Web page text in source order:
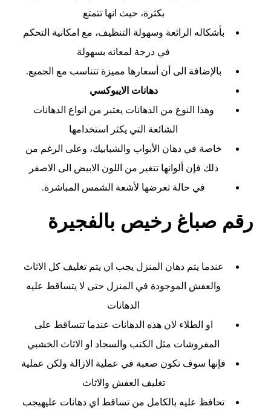
بكثرة، حيث انها تتمتع
بأشكاله الرائعة وسهولة التنظيف، مع امكانية التحكم
في درجة لمعانه بسهولة
بالإضافة الى أن أسعارها مميزة تتناسب مع الجميع.
دهانات الايبوكسي
وهذا النوع من الدهانات يعتبر من انواع الدهانات
الشائعة التي يكثر استخدامها
خاصة في دهان الأبواب والشبابيك، وعلى الرغم من
ذلك فإن ألوانها تتغير من اللون الابيض الى الاصفر
في حالة تعرضها لأشعة الشمس المباشرة.
رقم صباغ رخيص بالفجيرة
عندما يتم دهان المنزل يجب ان يتم تغليف كل الاثاث
والعفش الموجودة في المنزل حتى لا يتساقط عليه
الدهانات
او الطلاء لان هذه الدهانات عندما تتساقط على
المفروشات مثل الكنب والسجاد او الاثاث الخشبي
فإنها سوف تكون صعبة في عملية الازالة ولكن عملية
تغليف العفش والاثاث
تحافظ عليه بالكامل من تساقط اي دهانات عليهيجب